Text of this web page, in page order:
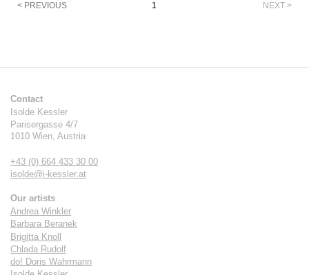
< PREVIOUS 1 NEXT >
Contact
Isolde Kessler
Parisergasse 4/7
1010 Wien, Austria
+43 (0) 664 433 30 00
isolde@i-kessler.at
Our artists
Andrea Winkler
Barbara Beranek
Brigitta Knoll
Chlada Rudolf
do! Doris Wahrmann